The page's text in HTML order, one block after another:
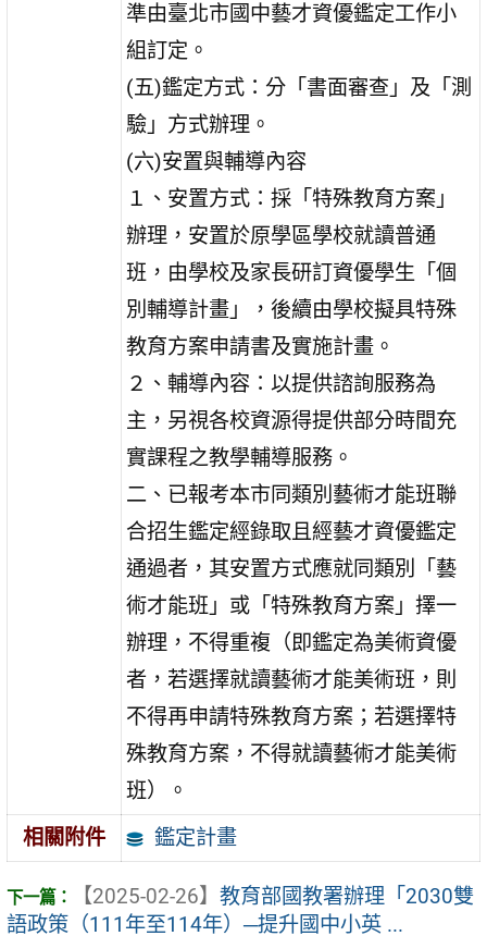
準由臺北市國中藝才資優鑑定工作小
組訂定。
(五)鑑定方式：分「書面審查」及「測
驗」方式辦理。
(六)安置與輔導內容
１、安置方式：採「特殊教育方案」
辦理，安置於原學區學校就讀普通
班，由學校及家長研訂資優學生「個
別輔導計畫」，後續由學校擬具特殊
教育方案申請書及實施計畫。
２、輔導內容：以提供諮詢服務為
主，另視各校資源得提供部分時間充
實課程之教學輔導服務。
二、已報考本市同類別藝術才能班聯
合招生鑑定經錄取且經藝才資優鑑定
通過者，其安置方式應就同類別「藝
術才能班」或「特殊教育方案」擇一
辦理，不得重複（即鑑定為美術資優
者，若選擇就讀藝術才能美術班，則
不得再申請特殊教育方案；若選擇特
殊教育方案，不得就讀藝術才能美術
班）。
相關附件
鑑定計畫
【2025-02-26】 教育部國教署辦理「2030雙
語政策（111年至114年）─提升國中小英 ...